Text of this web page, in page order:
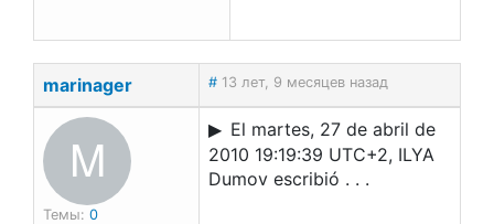
marinager # 13 лет, 9 месяцев назад
M
Темы: 0
El martes, 27 de abril de
2010 19:19:39 UTC+2, ILYA
Dumov escribió . . .